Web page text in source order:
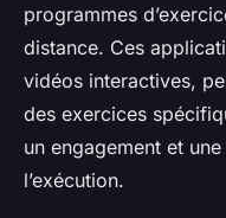
programmes
distance. Ces
vidéos interactives,
des exercices
un engagement et
l’exécution.